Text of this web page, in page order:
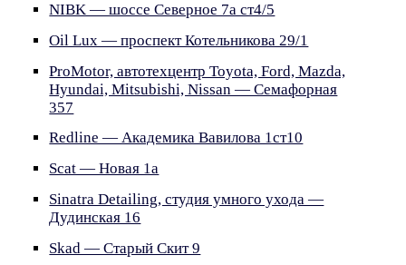
NIBK — шоссе Северное 7а ст4/5
Oil Lux — проспект Котельникова 29/1
ProMotor, автотехцентр Toyota, Ford, Mazda,
Hyundai, Mitsubishi, Nissan — Семафорная
357
Redline — Академика Вавилова 1ст10
Scat — Новая 1а
Sinatra Detailing, студия умного ухода —
Дудинская 16
Skad — Старый Скит 9